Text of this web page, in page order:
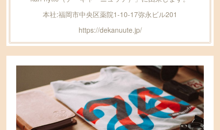
本社:福岡市中央区薬院1-10-17弥永ビル201
https://dekanuute.jp/